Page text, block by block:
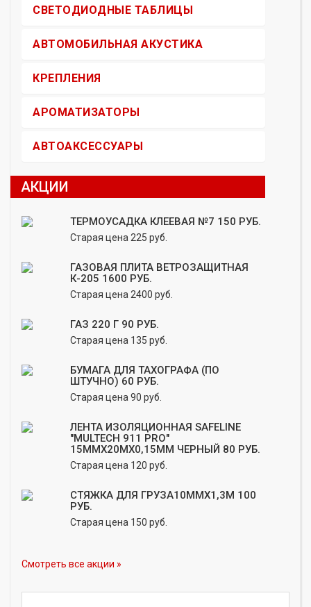
СВЕТОДИОДНЫЕ ТАБЛИЦЫ
АВТОМОБИЛЬНАЯ АКУСТИКА
КРЕПЛЕНИЯ
АРОМАТИЗАТОРЫ
АВТОАКСЕССУАРЫ
АКЦИИ
ТЕРМОУСАДКА КЛЕЕВАЯ №7 150 РУБ.
Старая цена 225 руб.
ГАЗОВАЯ ПЛИТА ВЕТРОЗАЩИТНАЯ
К-205 1600 РУБ.
Старая цена 2400 руб.
ГАЗ 220 Г 90 РУБ.
Старая цена 135 руб.
БУМАГА ДЛЯ ТАХОГРАФА (ПО
ШТУЧНО) 60 РУБ.
Старая цена 90 руб.
ЛЕНТА ИЗОЛЯЦИОННАЯ SAFELINE
"MULTECH 911 PRO"
15ММХ20МХ0,15ММ ЧЕРНЫЙ 80 РУБ.
Старая цена 120 руб.
СТЯЖКА ДЛЯ ГРУЗА10ММХ1,3М 100
РУБ.
Старая цена 150 руб.
Смотреть все акции »